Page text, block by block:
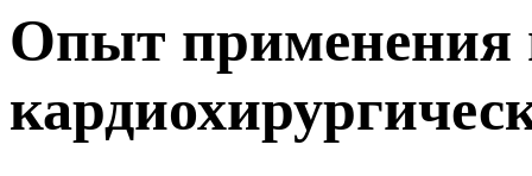
Опыт применения